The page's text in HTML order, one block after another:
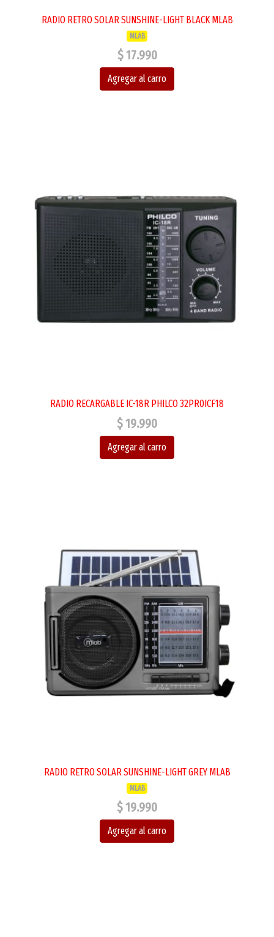
RADIO RETRO SOLAR SUNSHINE-LIGHT BLACK MLAB
MLAB
$ 17.990
Agregar al carro
RADIO RECARGABLE IC-18R PHILCO 32PR0ICF18
$ 19.990
Agregar al carro
RADIO RETRO SOLAR SUNSHINE-LIGHT GREY MLAB
MLAB
$ 19.990
Agregar al carro